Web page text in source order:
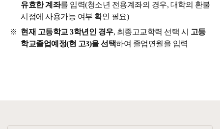
유효한 계좌를 입력(청소년 전용계좌의 경우, 대학의 환불
시점에 사용가능 여부 확인 필요)
현재 고등학교 3학년인 경우, 최종고교학력 선택 시 고등
학교졸업예정(현 고3)을 선택하여 졸업연월을 입력